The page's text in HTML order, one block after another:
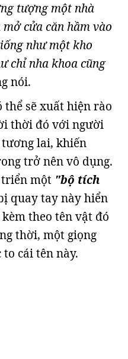
tượng một nhà
cửa căn hầm vào
như một kho
chỉ nha khoa cũng
nói.
thể sẽ xuất hiện rào
thời đó với người
lai, khiến
trở nên vô dụng.
một "bộ tích
quay tay này hiển
theo tên vật đó
thời, một giọng
cái tên này.